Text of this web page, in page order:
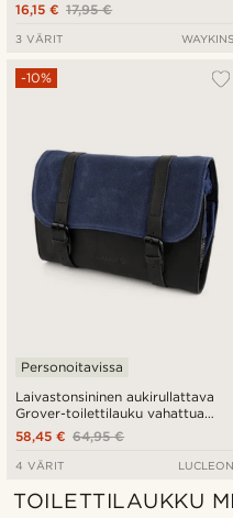
17,95 €
16,15 €
3 VÄRIT WAYKINS
Laivastonsininen aukirullattava
Grover-toilettilauku vahattua
kanvaasia
-10%
Personoitavissa
64,95 €
58,45 €
4 VÄRIT LUCLEON
TOILETTILAUKKU